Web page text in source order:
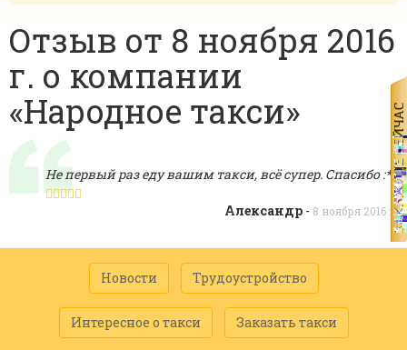
Отзыв от 8 ноября 2016
г. о компании
«Народное такси»
Не первый раз еду вашим такси, всё супер. Спасибо :*
Александр - 8 ноября 2016 г.
Новости Трудоустройство
Интересное о такси Заказать такси